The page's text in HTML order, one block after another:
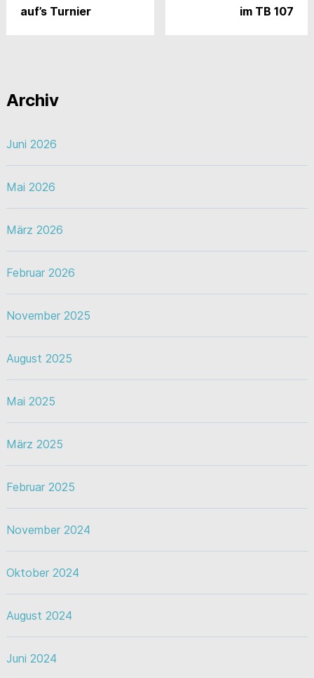
auf’s Turnier
im TB 107
Archiv
Juni 2026
Mai 2026
März 2026
Februar 2026
November 2025
August 2025
Mai 2025
März 2025
Februar 2025
November 2024
Oktober 2024
August 2024
Juni 2024